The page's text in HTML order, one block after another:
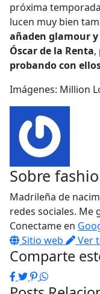
próxima
lucen muy bien
añaden glamour
Óscar de la Renta,
probando con
Imágenes: Million
Sobre
Madrileña de
redes sociales. Me
Conectame en
Sitio web
Ver
Comparte
Facebook
Twitter
Pinterest
WhatsApp